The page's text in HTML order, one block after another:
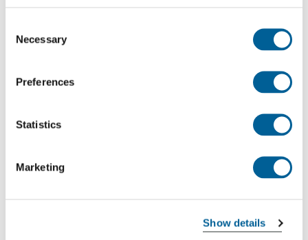
Selection
Necessary
Preferences
Statistics
Marketing
Show details
para obtener su indemnización. EUclaim no puede
tramitar su reclamación en todos los países. Si
indicará automáticamente si puede presentar una
países, puede presentar una reclamación